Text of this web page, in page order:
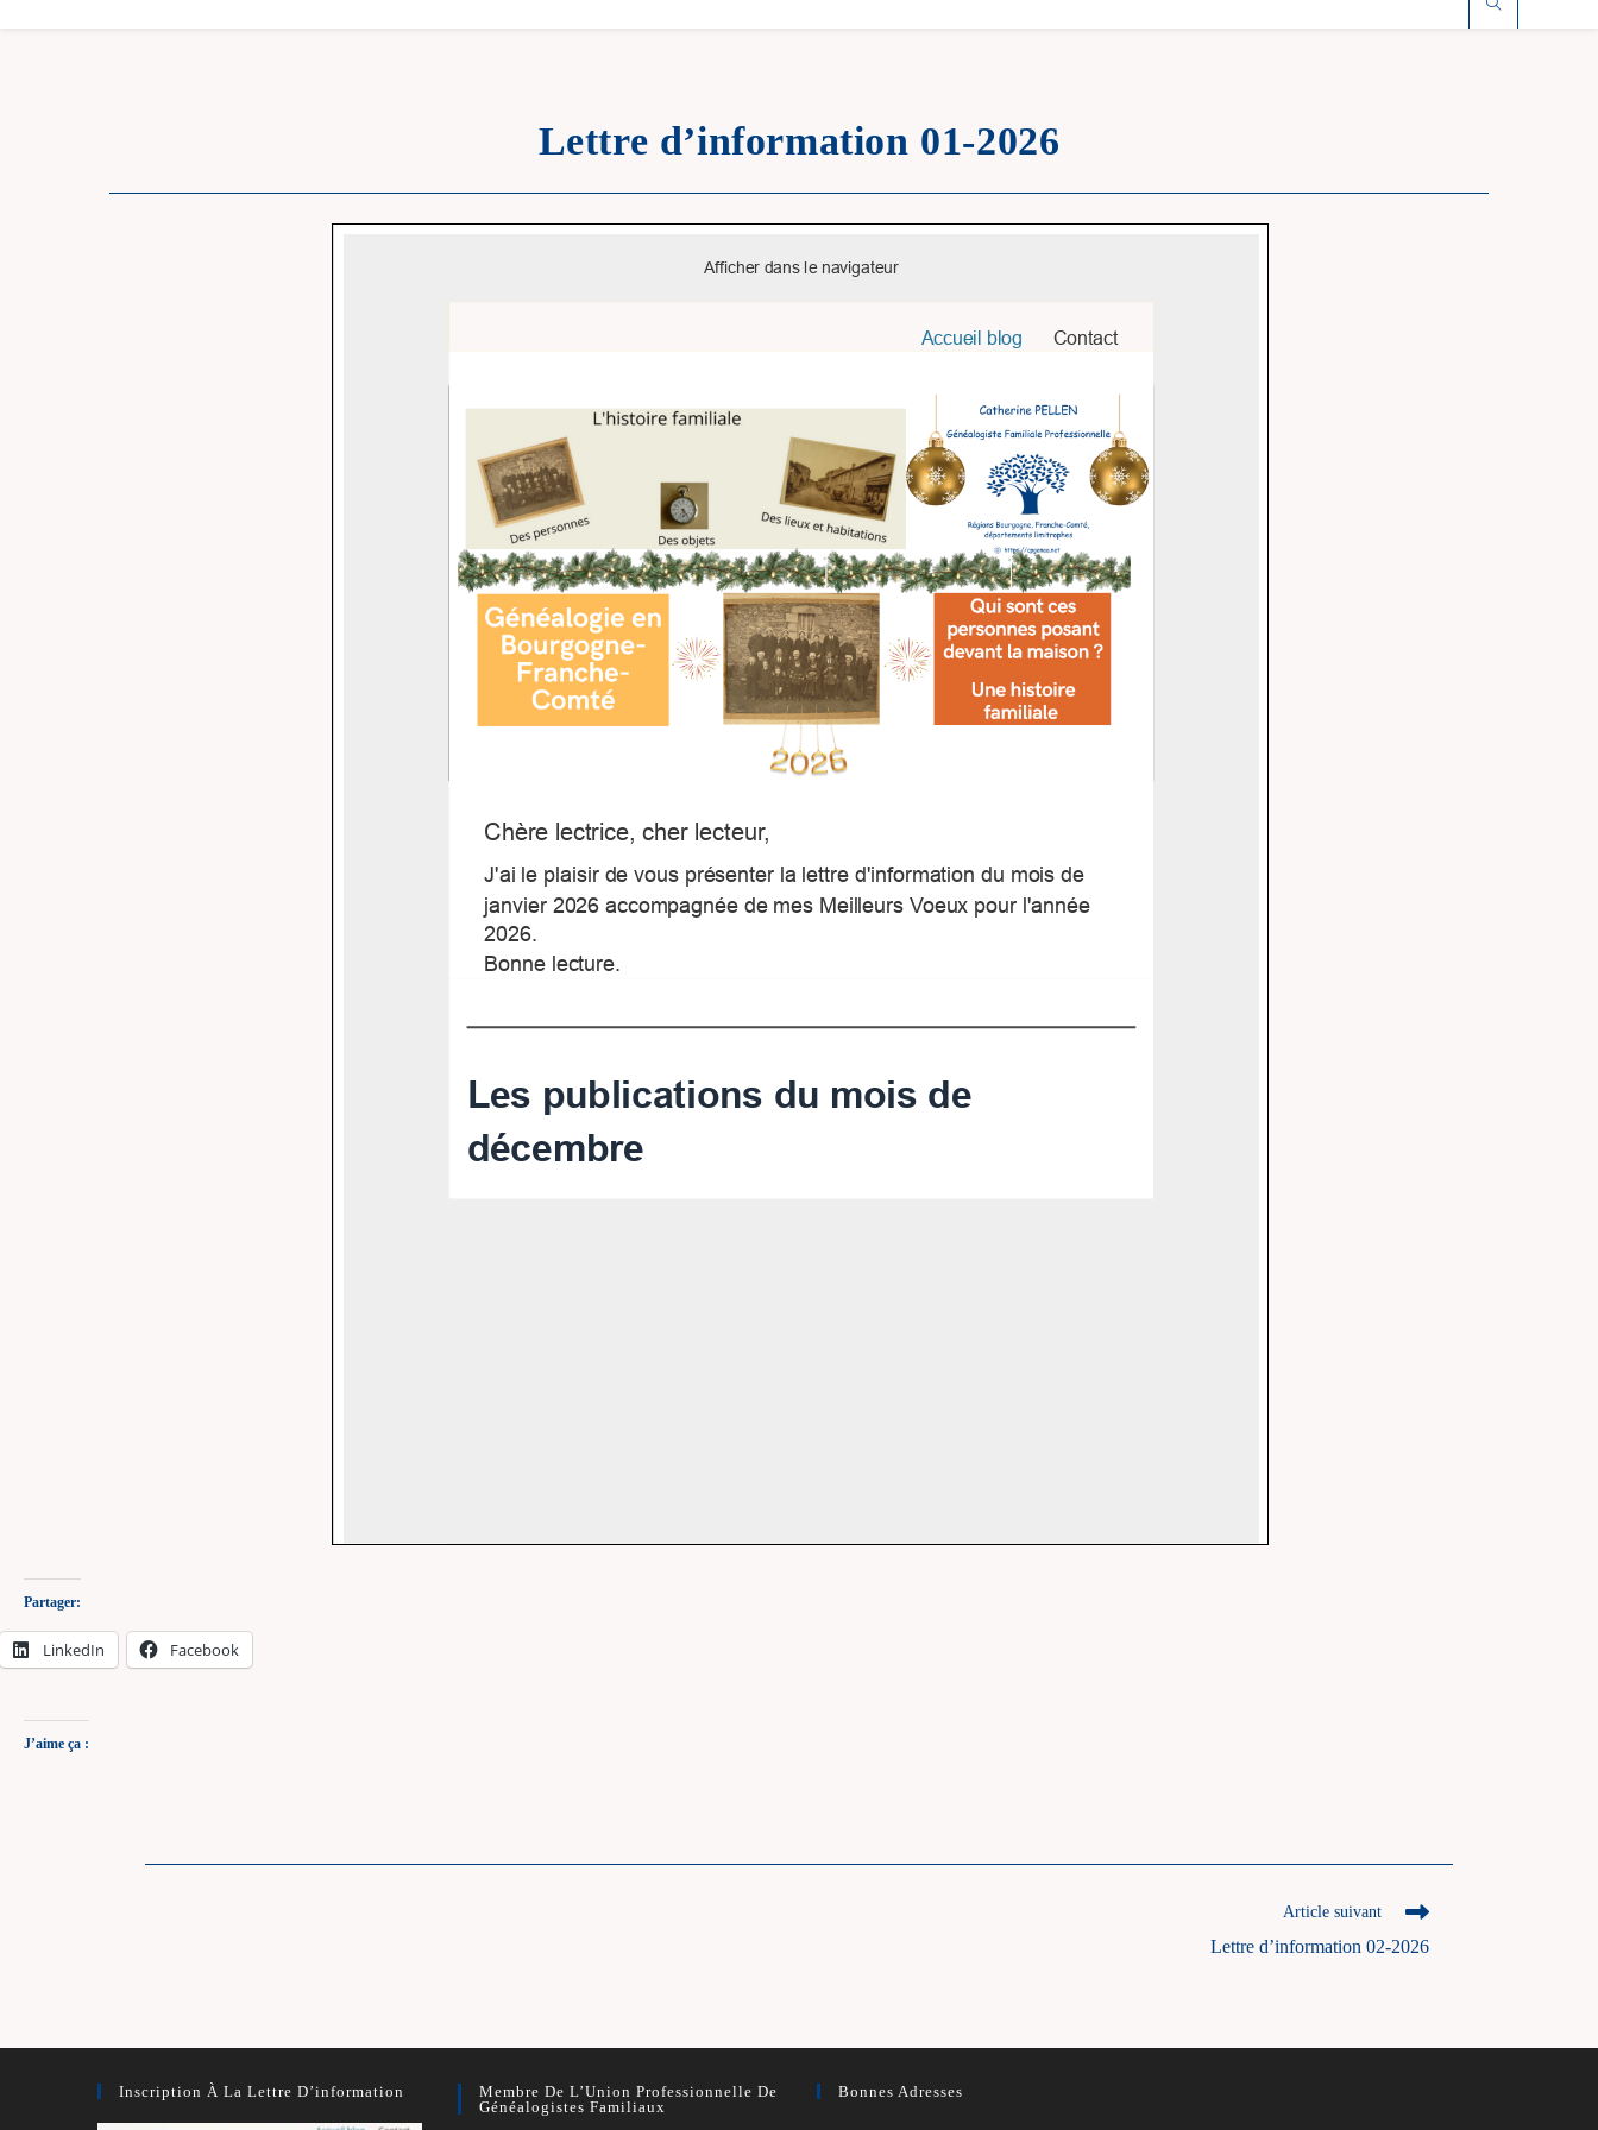
Lettre d’information 01-2026
Partager:
LinkedIn Facebook
J’aime ça :
Article suivant
Lettre d’information 02-2026
Inscription À La Lettre D’information
Membre De L’Union Professionnelle De
Généalogistes Familiaux
Bonnes Adresses